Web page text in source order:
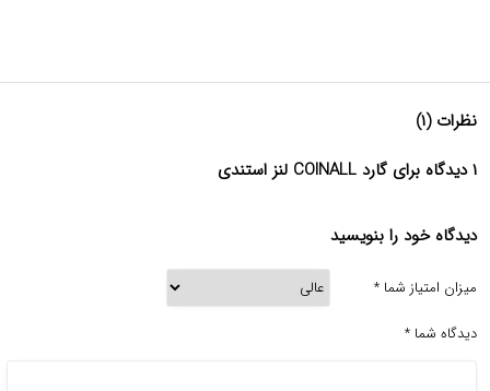
نظرات (۱)
۱ دیدگاه برای گارد COINALL لنز استندی
دیدگاه خود را بنویسید
میزان امتیاز شما *
دیدگاه شما *